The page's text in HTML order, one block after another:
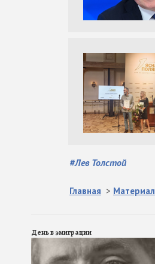
#Лев Толстой
Главная >
День в эмиграции